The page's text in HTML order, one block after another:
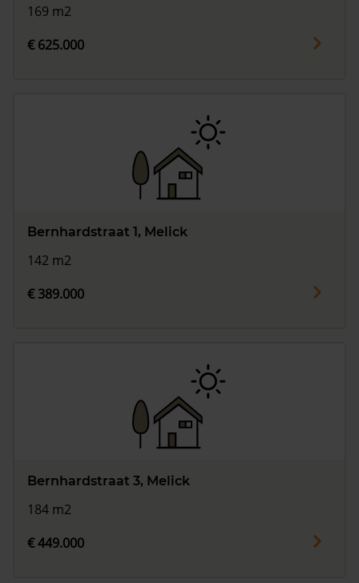
169 m2
€ 625.000
Bernhardstraat 1, Melick
142 m2
€ 389.000
Bernhardstraat 3, Melick
184 m2
€ 449.000